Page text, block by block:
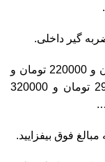
گیر داخلی.
قیمت کوله پشتی ها عمده از 160000 تومان و 220000 تومان و
280000 تومان و 240000 تومان و 290000 تومان و 320000